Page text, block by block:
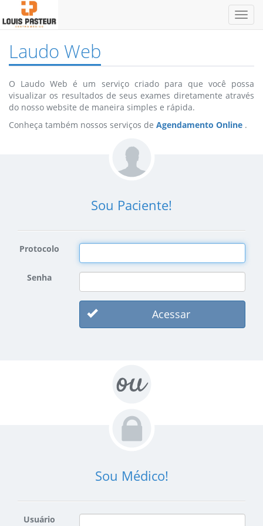
Laudo Web
O Laudo Web é um serviço criado para que você possa
visualizar os resultados de seus exames diretamente através
do nosso website de maneira simples e rápida.
Conheça também nossos serviços de Agendamento Online .
Sou Paciente!
Protocolo
Senha
Acessar
Sou Médico!
Usuário